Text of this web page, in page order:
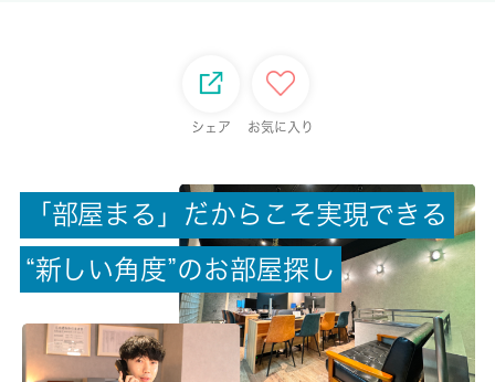
駐車場/料金
-/-
有/19000円
シェア お気に入り
「 部屋 ま る 」 だ か ら こ そ実現で き る
“新 し い角 度”のお部屋探 し